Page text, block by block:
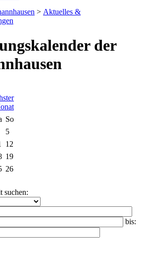
> Aktuelles &
der
So
5
12
19
26
suchen:
bis: